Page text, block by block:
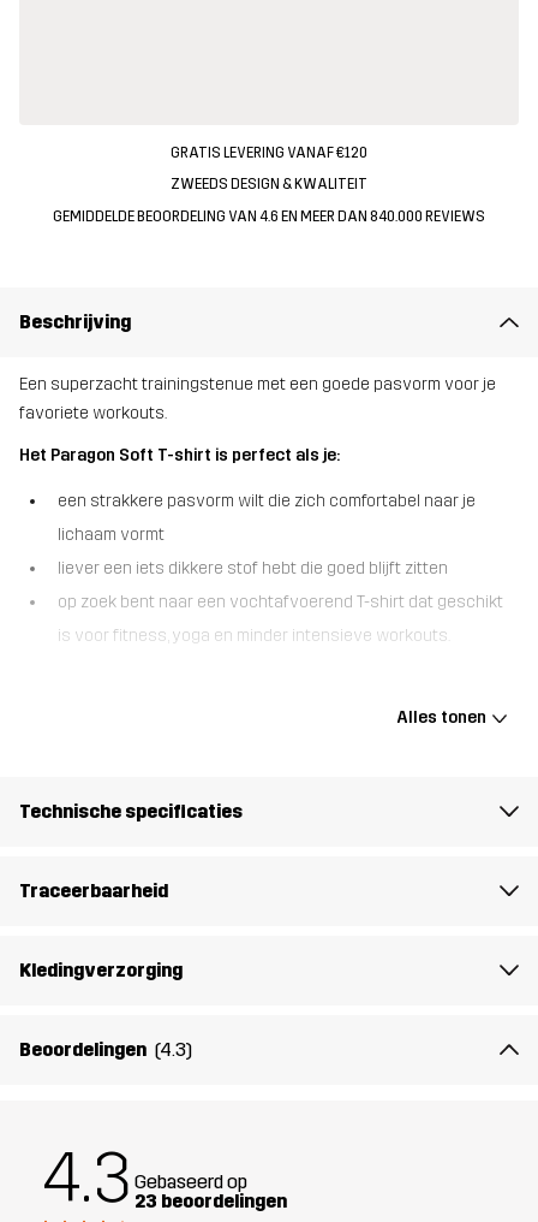
GRATIS LEVERING VANAF €120
ZWEEDS DESIGN & KWALITEIT
GEMIDDELDE BEOORDELING VAN 4.6 EN MEER DAN 840.000 REVIEWS
Beschrijving
Een superzacht trainingstenue met een goede pasvorm voor je
favoriete workouts.
Het Paragon Soft T-shirt is perfect als je:
een strakkere pasvorm wilt die zich comfortabel naar je
lichaam vormt
liever een iets dikkere stof hebt die goed blijft zitten
op zoek bent naar een vochtafvoerend T-shirt dat geschikt
is voor fitness, yoga en minder intensieve workouts.
dagelijks gebruik. De superzachte, rekbare stof voelt heerlijk aan
hij ideaal is voor fitness, yoga en ontspannen buitenactiviteiten.
trainings-T-shirt voel je je goed bij elke beweging.
Materiaal
78% Polyester (Gerecycled), 22%
Ontworpen
voor
Alles tonen
Technische specificaties
Traceerbaarheid
Kledingverzorging
Beoordelingen (4.3)
4.3 Gebaseerd op
23 beoordelingen